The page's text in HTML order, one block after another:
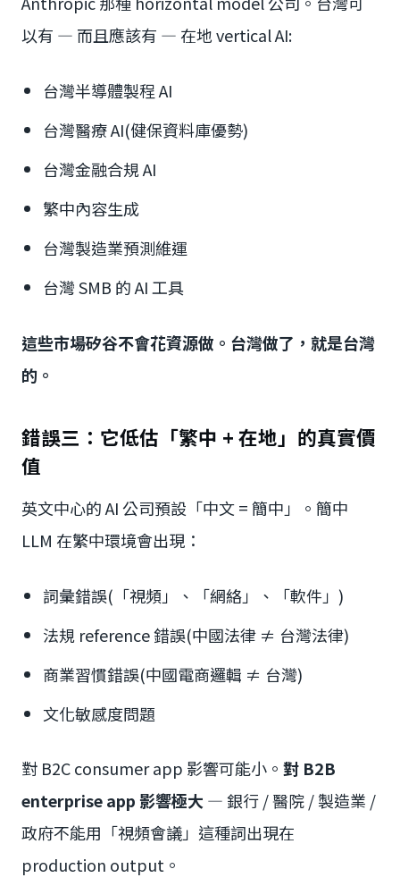
以有 — 而且應該有 — 在地 vertical AI:
台灣半導體製程 AI
台灣醫療 AI(健保資料庫優勢)
台灣金融合規 AI
繁中內容生成
台灣製造業預測維運
台灣 SMB 的 AI 工具
這些市場矽谷不會花資源做。台灣做了，就是台灣
的。
錯誤三：它低估「繁中 + 在地」的真實價
值
英文中心的 AI 公司預設「中文 = 簡中」。簡中
LLM 在繁中環境會出現：
詞彙錯誤(「視頻」、「網絡」、「軟件」)
法規 reference 錯誤(中國法律 ≠ 台灣法律)
商業習慣錯誤(中國電商邏輯 ≠ 台灣)
文化敏感度問題
對 B2C consumer app 影響可能小。 對 B2B
enterprise app 影響極大— 銀行 / 醫院 / 製造業 /
政府不能用「視頻會議」這種詞出現在
production output。